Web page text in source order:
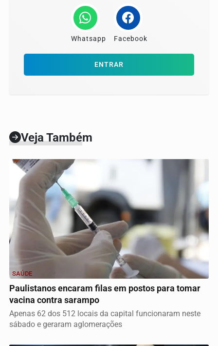
Whatsapp Facebook
ENTRAR
Veja Também
SAÚDE
Paulistanos encaram filas em postos para tomar
vacina contra sarampo
Apenas 62 dos 512 locais da capital funcionaram neste
sábado e geraram aglomerações